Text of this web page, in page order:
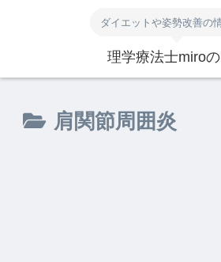
ダイエットや姿勢改善の
理学療法士miro
肩関節周囲炎